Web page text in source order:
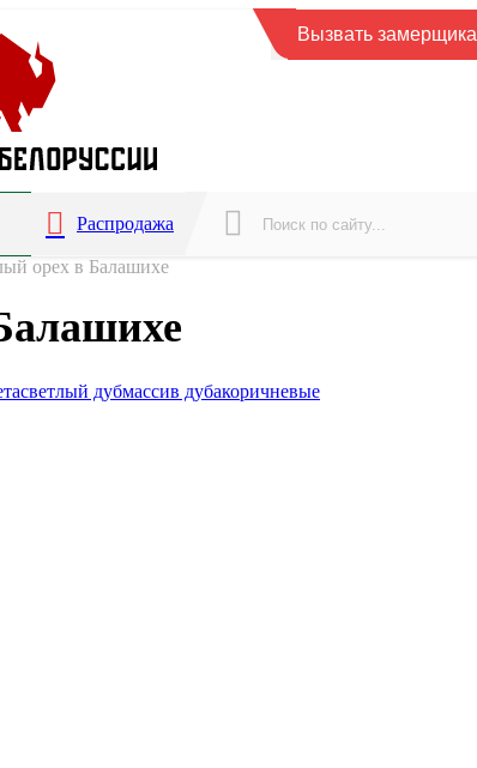
Вызвать замерщика
Распродажа
орех в Балашихе
светлый дубмассив дубакоричневые